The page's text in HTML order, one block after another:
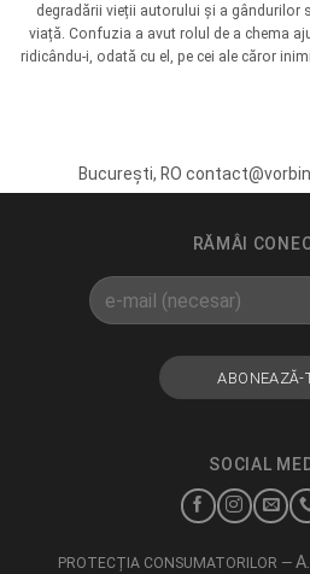
degradării vieții autorului și a gândurilor
viață. Confuzia a avut rolul de a chema
ridicându-i, odată cu el, pe cei ale căror
București, RO
RĂMÂI
SOCIAL
PROTECȚIA CONSUMATORILOR —